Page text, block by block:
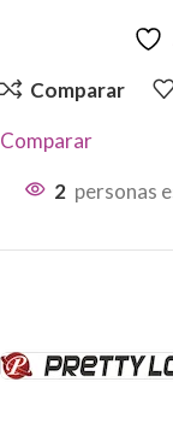
Comparar
Comparar
2 personas